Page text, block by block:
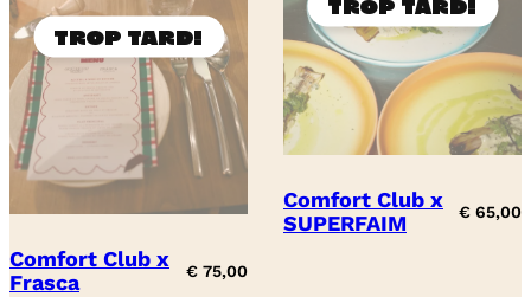
Comfort Club x
Frasca
€ 75,00
Comfort Club x
SUPERFAIM
€ 65,00